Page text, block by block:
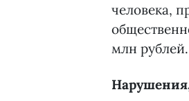
человека,
млн рублей.